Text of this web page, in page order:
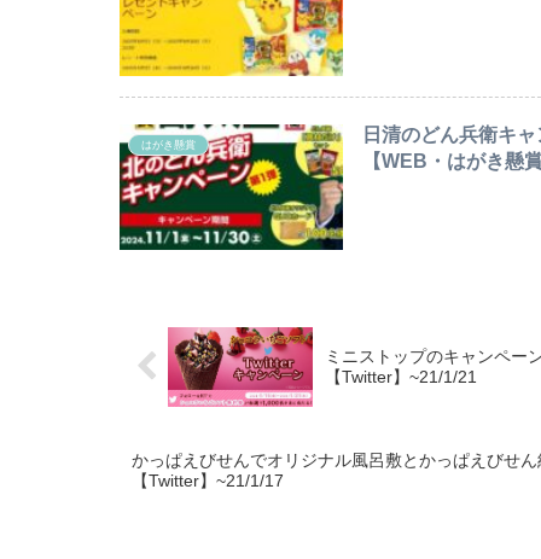
はがき懸賞
日清のどん兵衛キ
【WEB・はがき懸
ミニストップのキャンペー
【Twitter】~21/1/21
かっぱえびせんでオリジナル風呂敷とかっぱえびせ
【Twitter】~21/1/17